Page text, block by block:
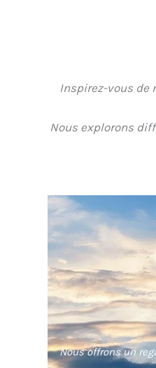
Inspirez-vous de
Nous explorons
Nous offrons un